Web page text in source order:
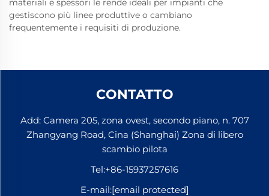
materiali e spessori le rende ideali per impianti che
gestiscono più linee produttive o cambiano
frequentemente i requisiti di produzione.
CONTATTO
Add: Camera 205, zona ovest, secondo piano, n. 707
Zhangyang Road, Cina (Shanghai) Zona di libero
scambio pilota
Tel:+86-15937257616
E-mail:[email protected]